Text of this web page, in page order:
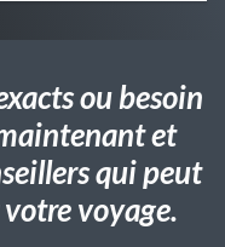
ou besoin
et
qui peut
voyage.